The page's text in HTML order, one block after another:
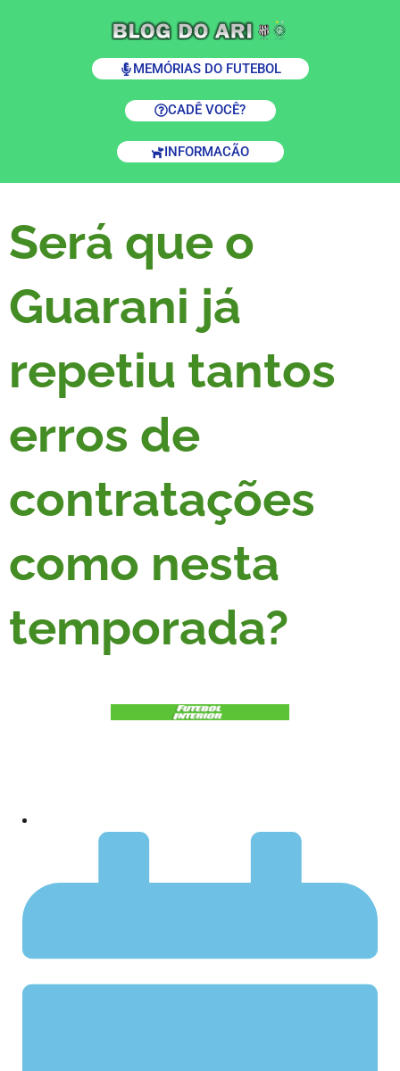
MEMÓRIAS DO FUTEBOL
CADÊ VOCÊ?
INFORMACÃO
Será que o
Guarani já
repetiu tantos
erros de
contratações
como nesta
temporada?